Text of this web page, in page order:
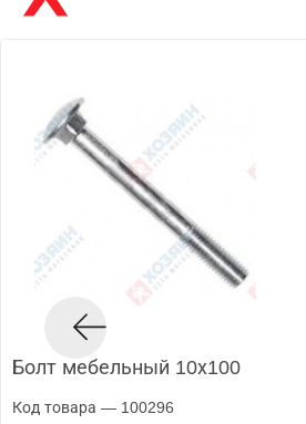
Болт мебельный 10х100
Код товара — 100296